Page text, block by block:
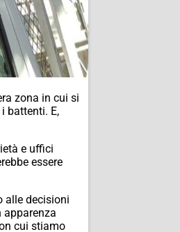
zona in cui si
battenti. E,
e uffici
essere
alle decisioni
apparenza
cui stiamo